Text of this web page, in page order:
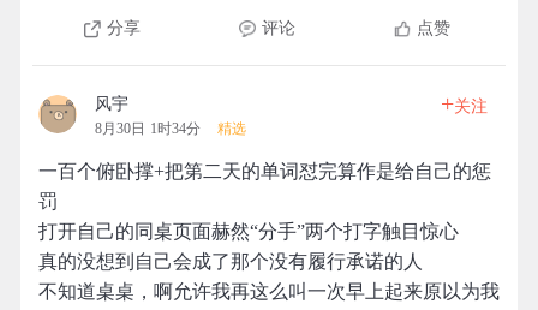
分享 评论 点赞
风宇
8月30日 1时34分 精选
+关注
一百个俯卧撑+把第二天的单词怼完算作是给自己的惩
罚
打开自己的同桌页面赫然“分手”两个打字触目惊心
真的没想到自己会成了那个没有履行承诺的人
不知道桌桌，啊允许我再这么叫一次早上起来原以为我